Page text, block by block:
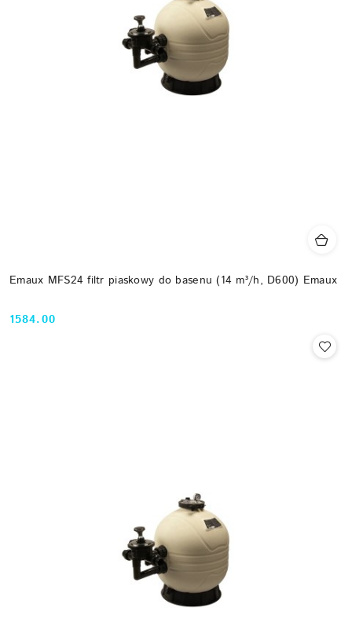
Emaux MFS24 filtr piaskowy do basenu (14 m³/h, D600) Emaux
Cena:
1584.00